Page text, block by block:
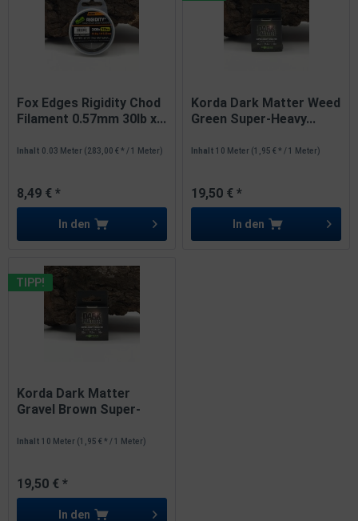
Fox Edges Rigidity Chod
Filament 0.57mm 30lb x...
Inhalt 0.03 Meter (283,00 € * / 1 Meter)
8,49 € *
In den
Korda Dark Matter Weed
Green Super-Heavy...
Inhalt10 Meter (1,95 € * / 1 Meter)
19,50 € *
In den
TIPP!
Korda Dark Matter
Gravel Brown Super-
Inhalt10 Meter (1,95 € * / 1 Meter)
19,50 € *
In den